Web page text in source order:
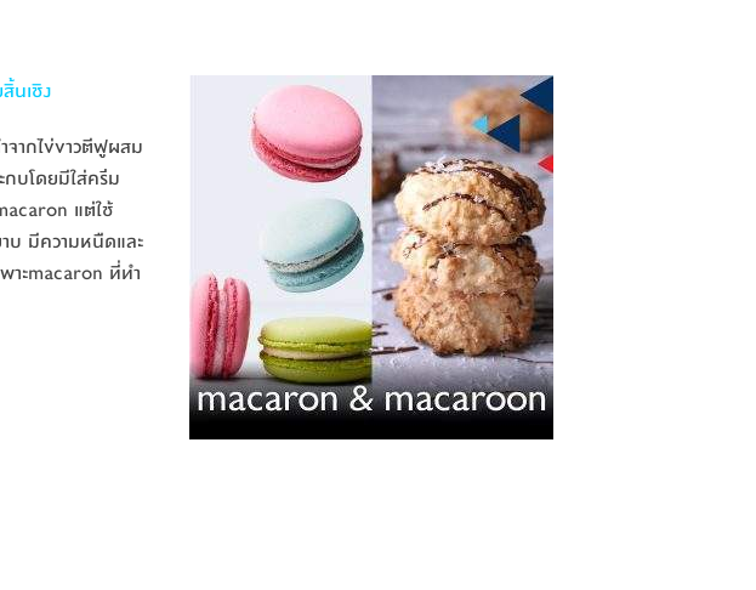
นเชิง
ากไข่ขาวตีฟูผสม
บโดยมีใส่ครีม
แต่ใช้
บ มีความหนืดและ
ะmacaron ที่ทำ